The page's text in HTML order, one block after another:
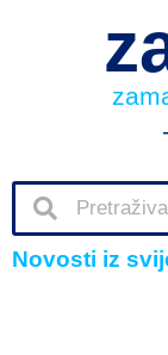
Novosti iz